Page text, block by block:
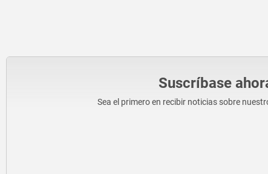
Suscríbase
Sea el primero en recibir noticias sobre